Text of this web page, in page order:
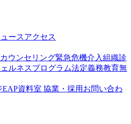
ースアクセス
ウンセリング緊急危機介入組織診
ルネスプログラム法定義務教育無
EAP資料室 協業・採用お問い合わ